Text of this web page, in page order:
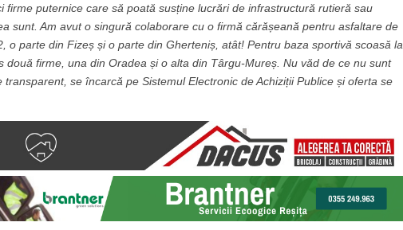
firme puternice care să poată susține lucrări de infrastructură rutieră sau
sunt. Am avut o singură colaborare cu o firmă cărășeană pentru asfaltare de
o parte din Fizeș și o parte din Gherteniș, atât! Pentru baza sportivă scoasă la
două firme, una din Oradea și o alta din Târgu-Mureș. Nu văd de ce nu sunt
transparent, se încarcă pe Sistemul Electronic de Achiziții Publice și oferta se